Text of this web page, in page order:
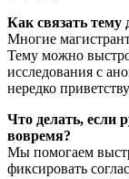
Как связать тему
Многие
Тему можно
исследования с
нередко
Что делать, если
вовремя?
Мы помогаем
фиксировать